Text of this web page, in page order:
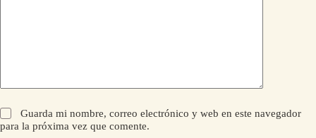
Guarda mi nombre, correo electrónico y web en este navegador
para la próxima vez que comente.